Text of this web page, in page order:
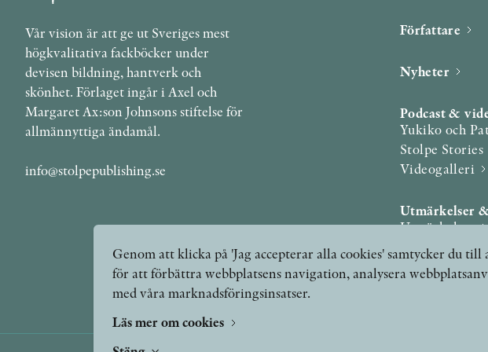
Vår vision är att ge ut Sveriges mest
högkvalitativa fackböcker under
devisen bildning, hantverk och
skönhet. Förlaget ingår i Axel och
Margaret Ax:son Johnsons stiftelse för
allmännyttiga ändamål.
info@stolpepublishing.se
Författare
Nyheter
Podcast &
Yukiko och
Stolpe Stories
Videogalleri
Utmärkelser
Utmärkelser
Övriga format
Genom att klicka på 'Jag accepterar alla cookies' samtycker du
för att förbättra webbplatsens navigation, analysera
med våra marknadsföringsinsatser.
Läs mer om cookies